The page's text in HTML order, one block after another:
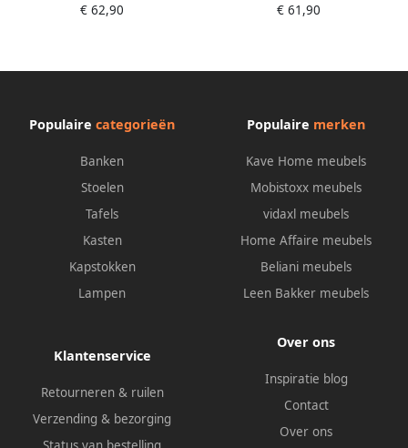
Voetsteun Kunststof groen
€ 62,90
Voetsteun Kunststof rood
€ 61,90
Populaire categorieën
Banken
Stoelen
Tafels
Kasten
Kapstokken
Lampen
Populaire merken
Kave Home meubels
Mobistoxx meubels
vidaxl meubels
Home Affaire meubels
Beliani meubels
Leen Bakker meubels
Klantenservice
Retourneren & ruilen
Verzending & bezorging
Over ons
Inspiratie blog
Contact
Over ons